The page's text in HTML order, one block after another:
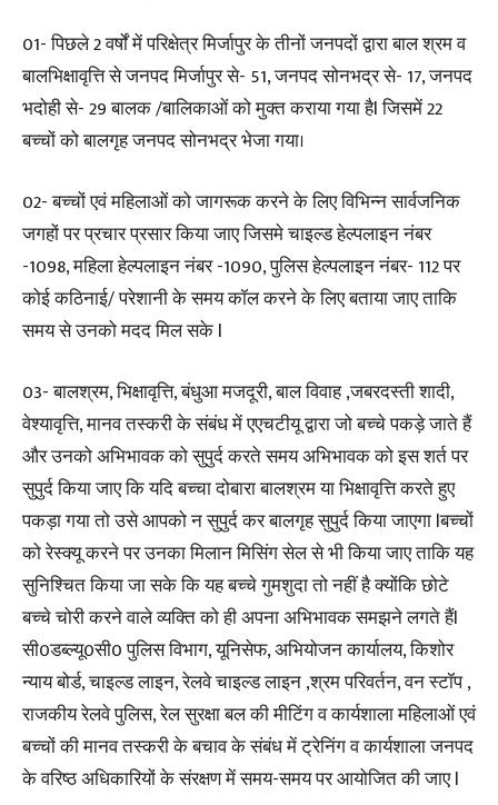
01- पिछले 2 वर्षों में परिक्षेत्र मिर्जापुर के तीनों जनपदों द्वारा बाल श्रम व
बालभिक्षावृत्ति से जनपद मिर्जापुर से- 51, जनपद सोनभद्र से- 17, जनपद
भदोही से- 29 बालक /बालिकाओं को मुक्त कराया गया हैl जिसमें 22
बच्चों को बालगृह जनपद सोनभद्र भेजा गया।
02- बच्चों एवं महिलाओं को जागरूक करने के लिए विभिन्न सार्वजनिक
जगहों पर प्रचार प्रसार किया जाए जिसमे चाइल्ड हेल्पलाइन नंबर
-1098, महिला हेल्पलाइन नंबर -1090, पुलिस हेल्पलाइन नंबर- 112 पर
कोई कठिनाई/ परेशानी के समय कॉल करने के लिए बताया जाए ताकि
समय से उनको मदद मिल सके l
03- बालश्रम, भिक्षावृत्ति, बंधुआ मजदूरी, बाल विवाह ,जबरदस्ती शादी,
वेश्यावृत्ति, मानव तस्करी के संबंध में एएचटीयू द्वारा जो बच्चे पकड़े जाते हैं
और उनको अभिभावक को सुपुर्द करते समय अभिभावक को इस शर्त पर
सुपुर्द किया जाए कि यदि बच्चा दोबारा बालश्रम या भिक्षावृत्ति करते हुए
पकड़ा गया तो उसे आपको न सुपुर्द कर बालगृह सुपुर्द किया जाएगा lबच्चों
को रेस्क्यू करने पर उनका मिलान मिसिंग सेल से भी किया जाए ताकि यह
सुनिश्चित किया जा सके कि यह बच्चे गुमशुदा तो नहीं है क्योंकि छोटे
बच्चे चोरी करने वाले व्यक्ति को ही अपना अभिभावक समझने लगते हैंl
सी0डब्ल्यू0सी0 पुलिस विभाग, यूनिसेफ, अभियोजन कार्यालय, किशोर
न्याय बोर्ड, चाइल्ड लाइन, रेलवे चाइल्ड लाइन ,श्रम परिवर्तन, वन स्टॉप ,
राजकीय रेलवे पुलिस, रेल सुरक्षा बल की मीटिंग व कार्यशाला महिलाओं एवं
बच्चों की मानव तस्करी के बचाव के संबंध में ट्रेनिंग व कार्यशाला जनपद
के वरिष्ठ अधिकारियों के संरक्षण में समय-समय पर आयोजित की जाए l